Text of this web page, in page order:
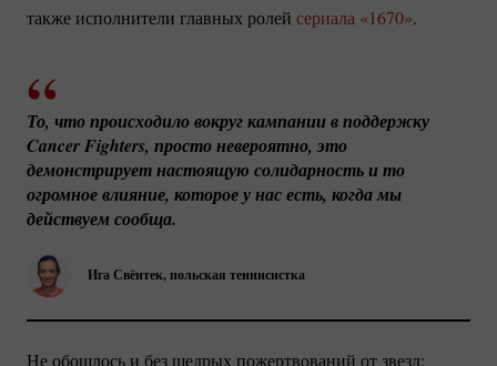
также исполнители главных ролей сериала «1670».
Ига Свёнтек, польская теннисистка
То, что происходило вокруг кампании в поддержку
Cancer Fighters, просто невероятно, это
демонстрирует настоящую солидарность и то
огромное влияние, которое у нас есть, когда мы
действуем сообща.
Не обошлось и без щедрых пожертвований от звезд: